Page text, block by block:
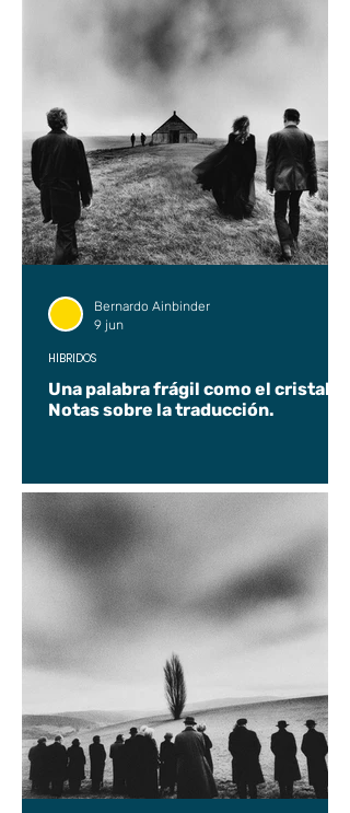
Una palabra frágil como el cristal.
Notas sobre la traducción.
HÍBRIDOS
Bernardo Ainbinder
9 jun